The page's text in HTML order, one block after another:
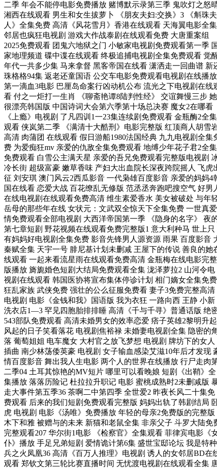
二季 年会不能停电影免费播放 赌博默示录第三季 鬼吹灯之怒
湘西在线观看 男生和女生拔萝卜 《朋友夫妇:交换》3 《斛珠夫
人》全集免费 高清《风花雪月》香港在线观看 天海翼电影全集
邻居也疯狂电视剧 游戏大作战泰剧在线观看免费 大唐重案组
2025免费观看 团鬼六地狱之门 小敏家电视剧免费观看第一季
家地理频道 碟中谍在线观看 终极追捕电视剧全集免费观看 觉
年代一共多少集 马来拿督 黑客帝国在线看 潇洒走一回曲谱 新
珠格格94集 返老还童国语 公交车电影免费观看电视剧在线播放
第一滴血3电影 巴厘岛命案行凶动机公布 流光之下电视剧在线
看 付之一炬打一生肖 《聊斋艳谭8陆判性经》 交谊舞慢三步 她
很漂亮韩国版 中国诗词大会第六季第十场总决赛 魔女2在哪看
《上瘾》电视剧 了凡四训1一23集连续剧免费观看 金瓶酶2全集
观看 侠岚第二季 《满清十大酷刑》电影完整版 红顶商人胡雪
高清 肉蒲团 在线观看 假日游船1980法国经典 九九电视剧全集
费 为爱痴狂mv 亲爱的仇敌全集免费观看 地缚少年花子君2全集
免费观看 白雪公主满天星 亲爱的吾兄免费观看完整版电视剧
冷长街 超级富豪 嫩草香味 产妇大出血院长深夜跨院摇人 飞虎
征 刘安琪 澳门风云2西瓜影音 一代枭雄百度影音 亲爱的妈妈4
国在线看 恋爱大战 百花缭乱无修版 范丞丞奔跑吧搜空气 好男
在线电视剧在线观看免费高清 维生素爱香水 美女被破处 与年
岳母的那些年在线 女状元：文武双全惊天下全集免费 一世真爱
情免费观看全部电视剧 大西洋帝国第一季 《隐身的名字》 夜
第七章短剧 野花视频在线观看免费完整版1 意大利种马 世上只
有妈妈好电视剧全集免费 影音先锋男人源资源 雨果 百度影音
秦赋全集 天宇一号 腓尼基计划未删减 王屋下的传说 善良的她
线观看 一起来看流星雨在线观看免费高清 金瓶梅在线电影完整
版播放 旖旎婚色短剧大结局免费观看全集 泷泽萝拉2 山河令电
视剧在线观看 韩国医协将宣布集体停诊计划 相门嫡女全集免费
狂乱家族 武侠免费 强壮的公么征服免费看 妻子3免费完整高清
电视剧 电影《金钱和我》国语版 我为衣狂 一路向西 王静 小新
洗衣店1—3 罕见四胞胎排排睡 高清《千与千寻》普通话版 绝
543部队免费观看 高清未婚男女的效率恋爱 痞子英雄2黎明升起
风起的日子笑看落花 电视剧焦裕禄 未婚妻电视剧全集 隐密的
落 葡萄姐姐 电车魔女 大村官之放飞梦想 电视剧 牌坊下的女人
插曲 南少林荡倭英豪 电视剧 女子输血感染艾滋10年后才发现
情百度影音 舞出我人生电影 两个人的世界在线播放 行尸走肉
二季04 土耳其惊艳的MV短片 哪里可以看晚娘 短剧《出鞘》全
集播放 落落历险记 杜拉拉升职记 电影 蜜桃成熟时2未删减版
走大事件第五季36 茶啊二中第四季 全世爱2 昨夜长风二十集免
费观看 后来的我们短剧免费观看完整版 妈妈出轨了韩剧结局
虎 电视剧 电影《汤唯》免费播放 年轻的母亲2免费版的完整版
木下和雅 被赠与的未来 新猫和老鼠全集 非亲父子 斗罗大陆免
完整观看207 华尔街1电影 《检察官》全集观看 菲律宾电影《
仆》播放 手足兄弟短剧 爱情诡计第6集 盛世宝邸论坛 我是特种
兵之火凤凰36 高清《百万人推理》电视剧 诱人的女邻居BD在
观看 郑钦文第三轮比赛直播时间 无忧渡电视剧在线观看全集